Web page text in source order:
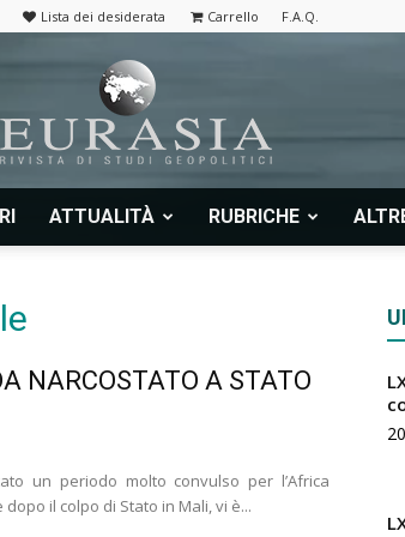
Lista dei desiderata Carrello F.A.Q.
ATTUALITÀ RUBRICHE
NARCOSTATO A STATO
un periodo molto convulso per l’Africa
il colpo di Stato in Mali, vi è...